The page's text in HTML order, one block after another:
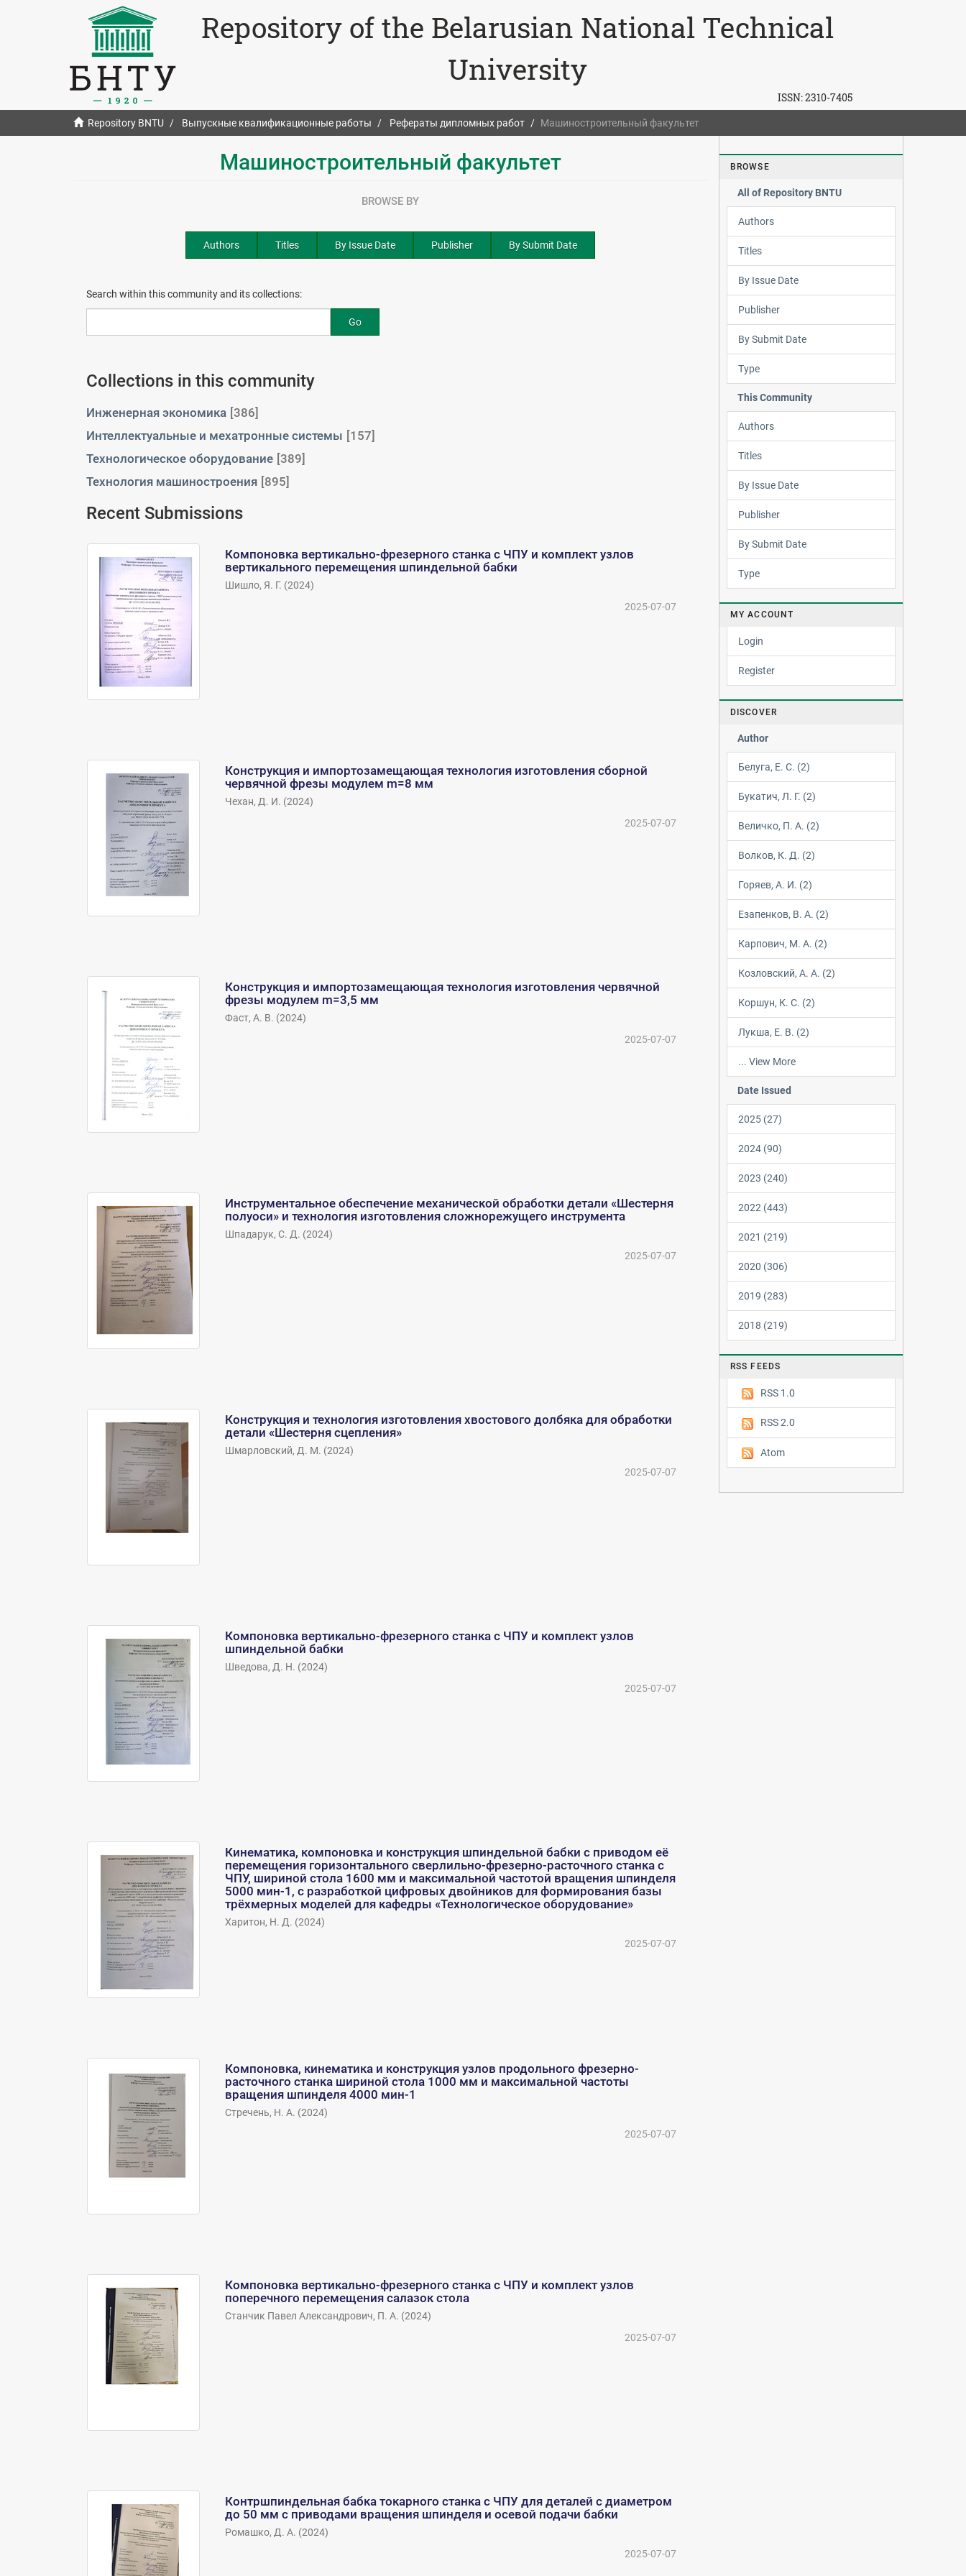
Repository of the Belarusian National Technical
University
ISSN:2310-7405
Repository BNTU Выпускные квалификационные работы Рефераты дипломных работ Машиностроительный факультет
Машиностроительный факультет
BROWSE BY
Authors Titles By Issue Date Publisher By Submit Date
Search within this community and its collections:
Go
Collections in this community
Инженерная экономика [386]
Интеллектуальные и мехатронные системы [157]
Технологическое оборудование [389]
Технология машиностроения [895]
Recent Submissions
Компоновка вертикально-фрезерного станка с ЧПУ и комплект узлов
вертикального перемещения шпиндельной бабки
Шишло, Я. Г. (2024)
2025-07-07
Конструкция и импортозамещающая технология изготовления сборной
червячной фрезы модулем m=8 мм
Чехан, Д. И. (2024)
2025-07-07
Конструкция и импортозамещающая технология изготовления червячной
фрезы модулем m=3,5 мм
Фаст, А. В. (2024)
2025-07-07
Инструментальное обеспечение механической обработки детали «Шестерня
полуоси» и технология изготовления сложнорежущего инструмента
Шпадарук, С. Д. (2024)
2025-07-07
Конструкция и технология изготовления хвостового долбяка для обработки
детали «Шестерня сцепления»
Шмарловский, Д. М. (2024)
2025-07-07
Компоновка вертикально-фрезерного станка с ЧПУ и комплект узлов
шпиндельной бабки
Шведова, Д. Н. (2024)
2025-07-07
Кинематика, компоновка и конструкция шпиндельной бабки с приводом её
перемещения горизонтального сверлильно-фрезерно-расточного станка с
ЧПУ, шириной стола 1600 мм и максимальной частотой вращения шпинделя
5000 мин-1, с разработкой цифровых двойников для формирования базы
трёхмерных моделей для кафедры «Технологическое оборудование»
Харитон, Н. Д. (2024)
2025-07-07
Компоновка, кинематика и конструкция узлов продольного фрезерно-
расточного станка шириной стола 1000 мм и максимальной частоты
вращения шпинделя 4000 мин-1
Стречень, Н. А. (2024)
2025-07-07
Компоновка вертикально-фрезерного станка с ЧПУ и комплект узлов
поперечного перемещения салазок стола
Станчик Павел Александрович, П. А. (2024)
2025-07-07
Контршпиндельная бабка токарного станка с ЧПУ для деталей с диаметром
до 50 мм с приводами вращения шпинделя и осевой подачи бабки
Ромашко, Д. А. (2024)
2025-07-07
BROWSE
All of Repository BNTU
Authors
Titles
By Issue Date
Publisher
By Submit Date
Type
This Community
Authors
Titles
By Issue Date
Publisher
By Submit Date
Type
MY ACCOUNT
Login
Register
DISCOVER
Author
Белуга, Е. С. (2)
Букатич, Л. Г. (2)
Величко, П. А. (2)
Волков, К. Д. (2)
Горяев, А. И. (2)
Езапенков, В. А. (2)
Карпович, М. А. (2)
Козловский, А. А. (2)
Коршун, К. С. (2)
Лукша, Е. В. (2)
... View More
Date Issued
2025 (27)
2024 (90)
2023 (240)
2022 (443)
2021 (219)
2020 (306)
2019 (283)
2018 (219)
RSS FEEDS
RSS 1.0
RSS 2.0
Atom